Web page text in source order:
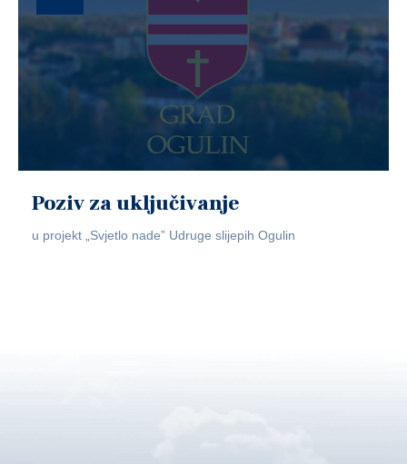
Poziv za uključivanje
u projekt „Svjetlo nade” Udruge slijepih Ogulin